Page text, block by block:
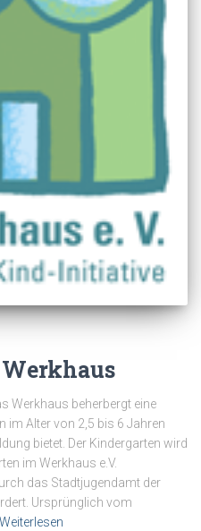
Werkhaus beherbergt eine
im Alter von 2,5 bis 6 Jahren
bietet. Der Kindergarten wird
im Werkhaus e.V.
das Stadtjugendamt der
Ursprünglich vom
Weiterlesen